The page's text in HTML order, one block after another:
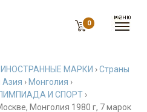
0
ИНОСТРАННЫЕ МАРКИ ›Страны
Азия › Монголия ›
И СПОРТ ›
Монголия 1980 г, 7 марок